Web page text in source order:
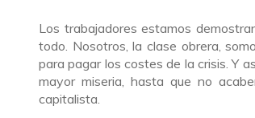
Los trabajadores estamos
todo. Nosotros, la clase obrera,
para pagar los costes de la crisis. Y
mayor miseria, hasta que no
capitalista.